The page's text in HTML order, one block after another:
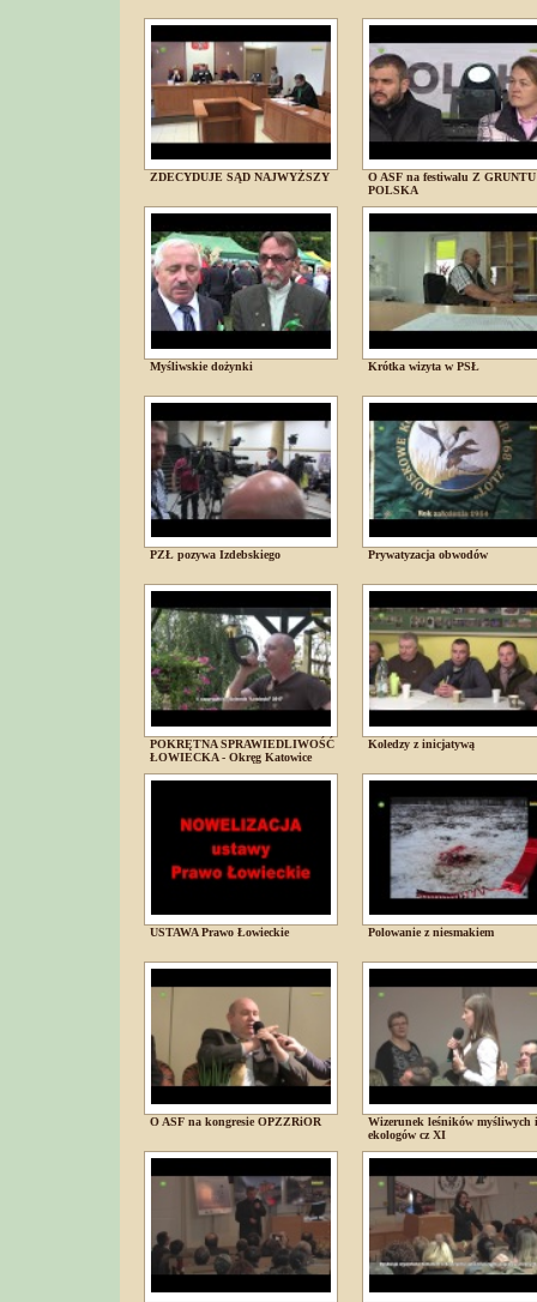
ZDECYDUJE SĄD NAJWYŻSZY
O ASF na festiwalu Z GRUNTU
POLSKA
Myśliwskie dożynki Krótka wizyta w PSŁ
PZŁ pozywa Izdebskiego Prywatyzacja obwodów
POKRĘTNA SPRAWIEDLIWOŚĆ
ŁOWIECKA - Okręg Katowice
Koledzy z inicjatywą
USTAWA Prawo Łowieckie Polowanie z niesmakiem
O ASF na kongresie OPZZRiOR
Wizerunek leśników myśliwych i
ekologów cz XI